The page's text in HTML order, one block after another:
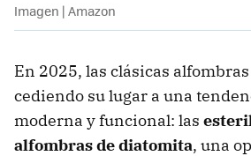
Imagen | Amazon
En 2025, las clásicas
cediendo su lugar a una
moderna y funcional: las
alfombras de diatomita, una